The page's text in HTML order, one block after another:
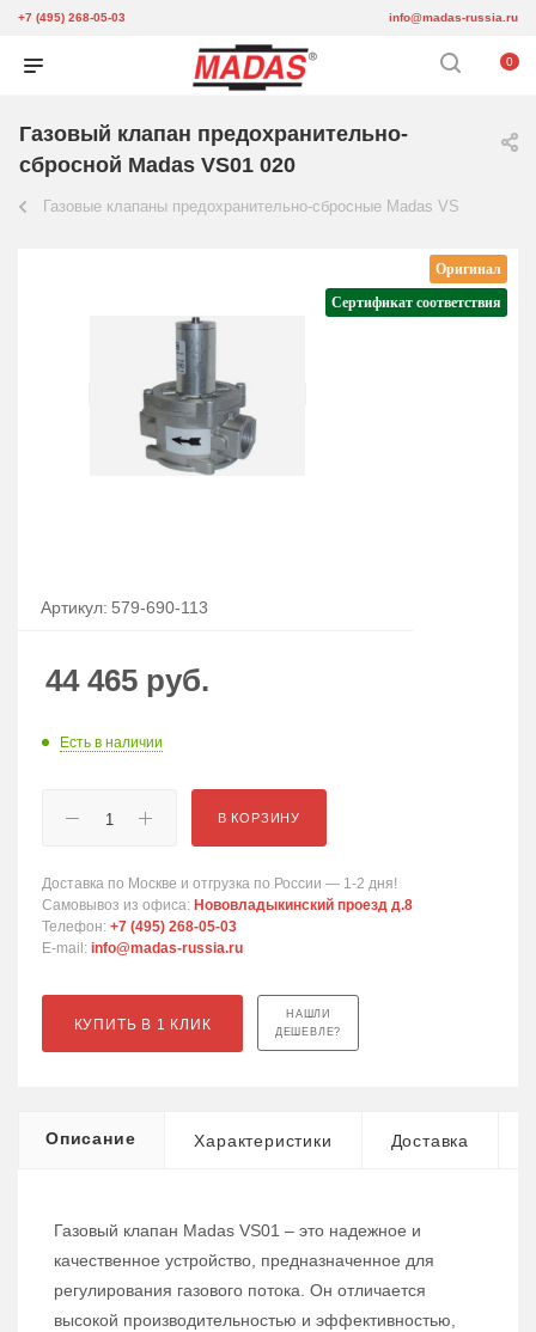
+7 (495) 268-05-03 info@madas-russia.ru
0
Газовый клапан предохранительно-
сбросной Madas VS01 020
Газовые клапаны предохранительно-сбросные Madas VS
Оригинал
Сертификат соответствия
Артикул: 579-690-113
44 465 руб.
Есть в наличии
В КОРЗИНУ
Доставка по Москве и отгрузка по России — 1-2 дня!
Самовывоз из офиса: Нововладыкинский проезд д.8
Телефон: +7 (495) 268-05-03
E-mail: info@madas-russia.ru
КУПИТЬ В 1 КЛИК
НАШЛИ
ДЕШЕВЛЕ?
Описание Характеристики Доставка
Газовый клапан Madas VS01 – это надежное и
качественное устройство, предназначенное для
регулирования газового потока. Он отличается
высокой производительностью и эффективностью,